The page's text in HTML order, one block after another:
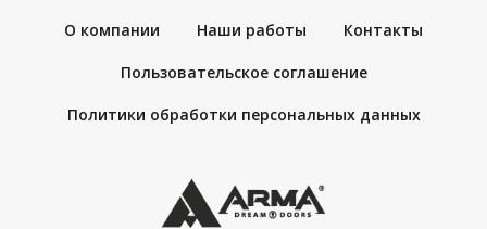
О компании Наши работы Контакты
Пользовательское соглашение
Политики обработки персональных данных